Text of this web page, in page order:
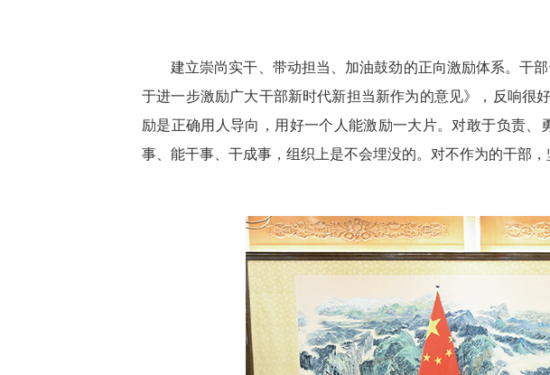
建立崇尚实干、带动担当、加油鼓劲的正向激励体系。干
于进一步激励广大干部新时代新担当新作为的意见》，反响很
励是正确用人导向，用好一个人能激励一大片。对敢于负责
事、能干事、干成事，组织上是不会埋没的。对不作为的干部